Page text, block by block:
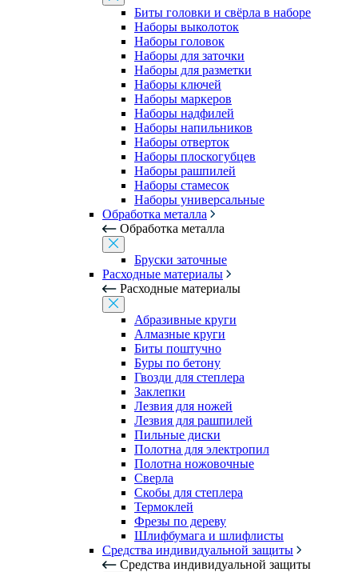
Биты головки и свёрла в наборе
Наборы выколоток
Наборы головок
Наборы для заточки
Наборы для разметки
Наборы ключей
Наборы маркеров
Наборы надфилей
Наборы напильников
Наборы отверток
Наборы плоскогубцев
Наборы рашпилей
Наборы стамесок
Наборы универсальные
Обработка металла
Обработка металла
Бруски заточные
Расходные материалы
Расходные материалы
Абразивные круги
Алмазные круги
Биты поштучно
Буры по бетону
Гвозди для степлера
Заклепки
Лезвия для ножей
Лезвия для рашпилей
Пильные диски
Полотна для электропил
Полотна ножовочные
Сверла
Скобы для степлера
Термоклей
Фрезы по дереву
Шлифбумага и шлифлисты
Средства индивидуальной защиты
Средства индивидуальной защиты